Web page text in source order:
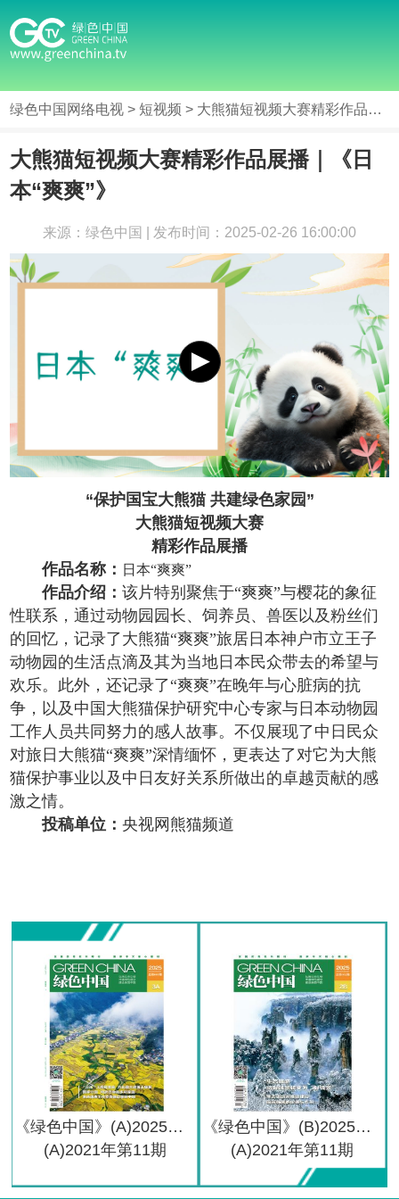
绿色中国网络电视 > 短视频 > 大熊猫短视频大赛精彩作品展播｜《日本“爽爽”》
大熊猫短视频大赛精彩作品展播｜《日
本“爽爽”》
来源：绿色中国 | 发布时间：2025-02-26 16:00:00
“保护国宝大熊猫 共建绿色家园”
大熊猫短视频大赛
精彩作品展播
作品名称： 日本“爽爽”
作品介绍：该片特别聚焦于“爽爽”与樱花的象征
性联系，通过动物园园长、饲养员、兽医以及粉丝们
的回忆，记录了大熊猫“爽爽”旅居日本神户市立王子
动物园的生活点滴及其为当地日本民众带去的希望与
欢乐。此外，还记录了“爽爽”在晚年与心脏病的抗
争，以及中国大熊猫保护研究中心专家与日本动物园
工作人员共同努力的感人故事。不仅展现了中日民众
对旅日大熊猫“爽爽”深情缅怀，更表达了对它为大熊
猫保护事业以及中日友好关系所做出的卓越贡献的感
激之情。
投稿单位：央视网熊猫频道
《绿色中国》(A)2025年第3期
(A)2021年第11期
《绿色中国》(B)2025年第2期
(A)2021年第11期